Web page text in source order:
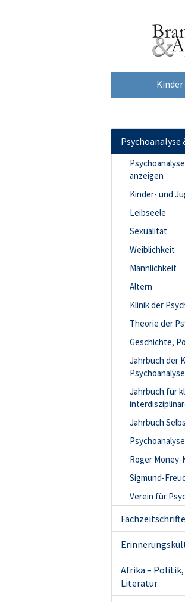
Psychoanalyse
anzeigen
Kinder- und
Leibseele
Sexualität
Weiblichkeit
Männlichkeit
Altern
Klinik der
Theorie der
Geschichte,
Jahrbuch der
Psychoanalyse
Jahrbuch für
Jahrbuch
Roger Money-
Sigmund-
Verein für
Afrika – Politik,
Literatur